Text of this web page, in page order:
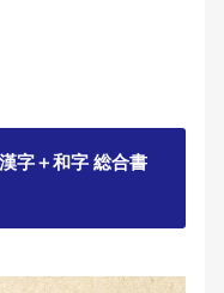
字＋和字 総合書